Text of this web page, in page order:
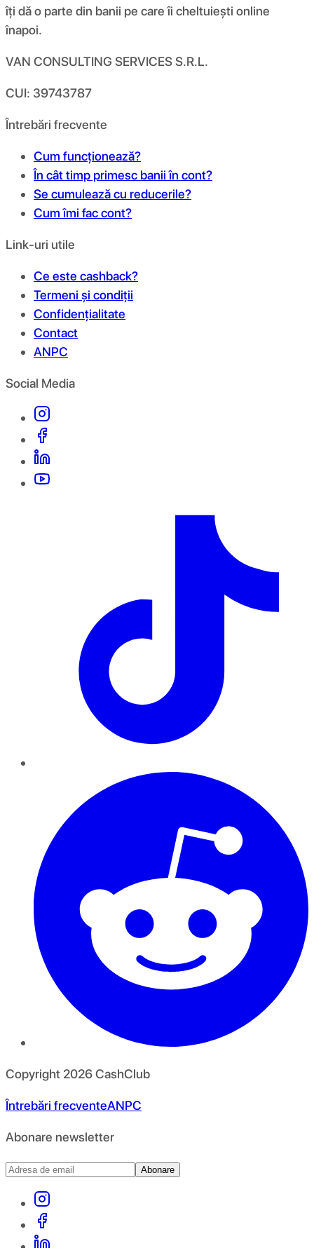
îți dă o parte din banii pe care îi cheltuiești online
înapoi.
VAN CONSULTING SERVICES S.R.L.
CUI: 39743787
Întrebări frecvente
Cum funcționează?
În cât timp primesc banii în cont?
Se cumulează cu reducerile?
Cum îmi fac cont?
Link-uri utile
Ce este cashback?
Termeni și condiții
Confidențialitate
Contact
ANPC
Social Media
Copyright 2026CashClub
Întrebări frecventeANPC
Abonare newsletter
Abonare